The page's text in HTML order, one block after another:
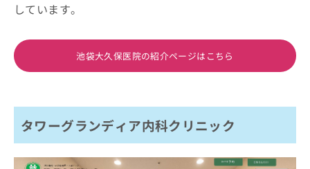
しています。
池袋大久保医院の紹介ページはこちら
タワーグランディア内科クリニック